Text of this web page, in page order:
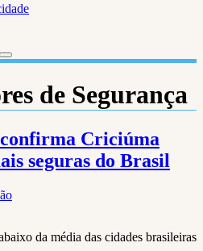
de Segurança
Criciúma
seguras do Brasil
da média das cidades brasileiras